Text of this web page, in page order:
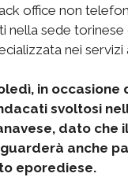
office non
nella sede torinese
nei servizi
in occasione
svoltosi
dato che il
anche
eporediese.